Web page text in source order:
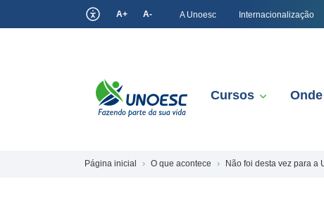
A+ A- A Unoesc Internacionalização
Cursos
Página inicial O que acontece Não foi desta vez para a